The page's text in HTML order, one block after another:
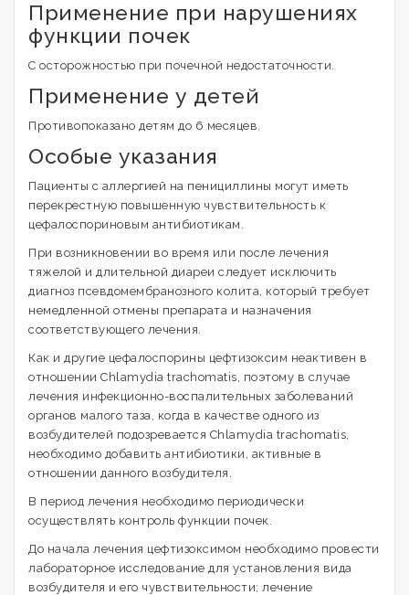
Применение при нарушениях
функции почек
С осторожностью при почечной недостаточности.
Применение у детей
Противопоказано детям до 6 месяцев.
Особые указания
Пациенты с аллергией на пенициллины могут иметь
перекрестную повышенную чувствительность к
цефалоспориновым антибиотикам.
При возникновении во время или после лечения
тяжелой и длительной диареи следует исключить
диагноз псевдомембранозного колита, который требует
немедленной отмены препарата и назначения
соответствующего лечения.
Как и другие цефалоспорины цефтизоксим неактивен в
отношении Chlamydia trachomatis, поэтому в случае
лечения инфекционно-воспалительных заболеваний
органов малого таза, когда в качестве одного из
возбудителей подозревается Chlamydia trachomatis,
необходимо добавить антибиотики, активные в
отношении данного возбудителя.
В период лечения необходимо периодически
осуществлять контроль функции почек.
До начала лечения цефтизоксимом необходимо провести
лабораторное исследование для установления вида
возбудителя и его чувствительности; лечение